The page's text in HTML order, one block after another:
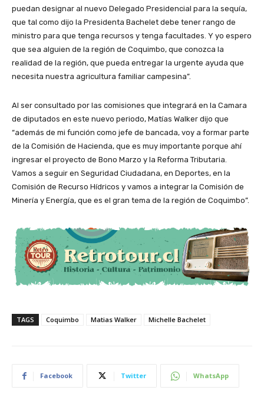
puedan designar al nuevo Delegado Presidencial para la sequía,
que tal como dijo la Presidenta Bachelet debe tener rango de
ministro para que tenga recursos y tenga facultades. Y yo espero
que sea alguien de la región de Coquimbo, que conozca la
realidad de la región, que pueda entregar la urgente ayuda que
necesita nuestra agricultura familiar campesina”.
Al ser consultado por las comisiones que integrará en la Camara
de diputados en este nuevo periodo, Matías Walker dijo que
“además de mi función como jefe de bancada, voy a formar parte
de la Comisión de Hacienda, que es muy importante porque ahí
ingresar el proyecto de Bono Marzo y la Reforma Tributaria.
Vamos a seguir en Seguridad Ciudadana, en Deportes, en la
Comisión de Recurso Hídricos y vamos a integrar la Comisión de
Minería y Energía, que es el gran tema de la región de Coquimbo”.
TAGS Coquimbo Matias Walker Michelle Bachelet
Facebook Twitter WhatsApp